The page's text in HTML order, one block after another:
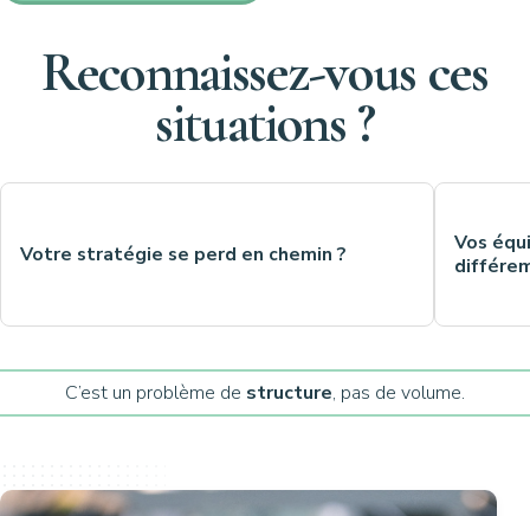
Reconnaissez-vous ces
situations ?
Votre stratégie se perd en chemin ?
Vos
C’est un problème de structure, pas de volume.